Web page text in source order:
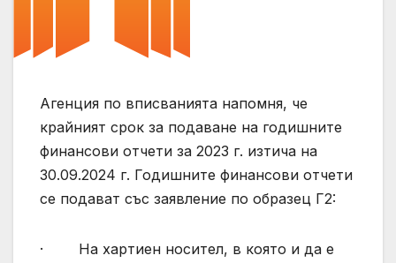
Агенция по вписванията напомня, че
крайният срок за подаване на годишните
финансови отчети за 2023 г. изтича на
30.09.2024 г. Годишните финансови отчети
се подават със заявление по образец Г2:
· На хартиен носител, в която и да е